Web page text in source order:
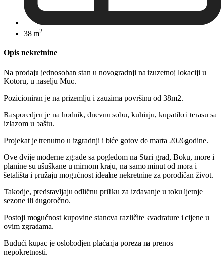
38 m2
Opis nekretnine
Na prodaju jednosoban stan u novogradnji na izuzetnoj lokaciji u
Kotoru, u naselju Muo.
Pozicioniran je na prizemlju i zauzima površinu od 38m2.
Rasporedjen je na hodnik, dnevnu sobu, kuhinju, kupatilo i terasu sa
izlazom u baštu.
Projekat je trenutno u izgradnji i biće gotov do marta 2026godine.
Ove dvije moderne zgrade sa pogledom na Stari grad, Boku, more i
planine su ušuškane u mirnom kraju, na samo minut od mora i
šetališta i pružaju mogućnost idealne nekretnine za porodičan život.
Takodje, predstavljaju odličnu priliku za izdavanje u toku ljetnje
sezone ili dugoročno.
Postoji mogućnost kupovine stanova različite kvadrature i cijene u
ovim zgradama.
Budući kupac je oslobodjen plaćanja poreza na prenos
nepokretnosti.